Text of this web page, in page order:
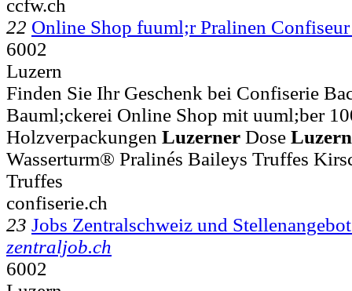
ccfw.ch
22 Online Shop fuuml;r Pralinen
6002
Luzern
Finden Sie Ihr Geschenk bei Confiserie
Bauml;ckerei Online Shop mit uuml;ber
Holzverpackungen Luzerner Dose
Wasserturm® Pralinés Baileys Truffes
Truffes
confiserie.ch
23 Jobs Zentralschweiz und
zentraljob.ch
6002